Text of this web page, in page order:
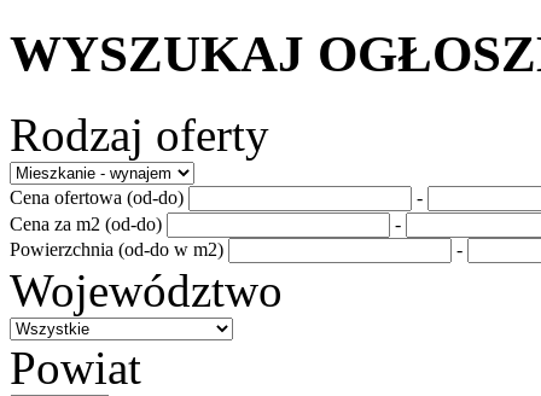
WYSZUKAJ
Rodzaj oferty
Cena ofertowa (od-do)
-
Cena za m2 (od-do)
-
Powierzchnia (od-do w m2)
-
Województwo
Powiat